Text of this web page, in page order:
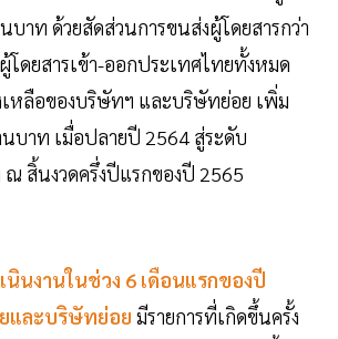
บาท ด้วยสัดส่วนการขนส่งผู้โดยสารกว่า
โดยสารเข้า-ออกประเทศไทยทั้งหมด
เหลือของบริษัทฯ และบริษัทย่อย เพิ่ม
บาท เมื่อปลายปี 2564 สู่ระดับ
สิ้นงวดครึ่งปีแรกของปี 2565
นินงานในช่วง 6 เดือนแรกของปี
และบริษัทย่อย มีรายการที่เกิดขึ้นครั้ง